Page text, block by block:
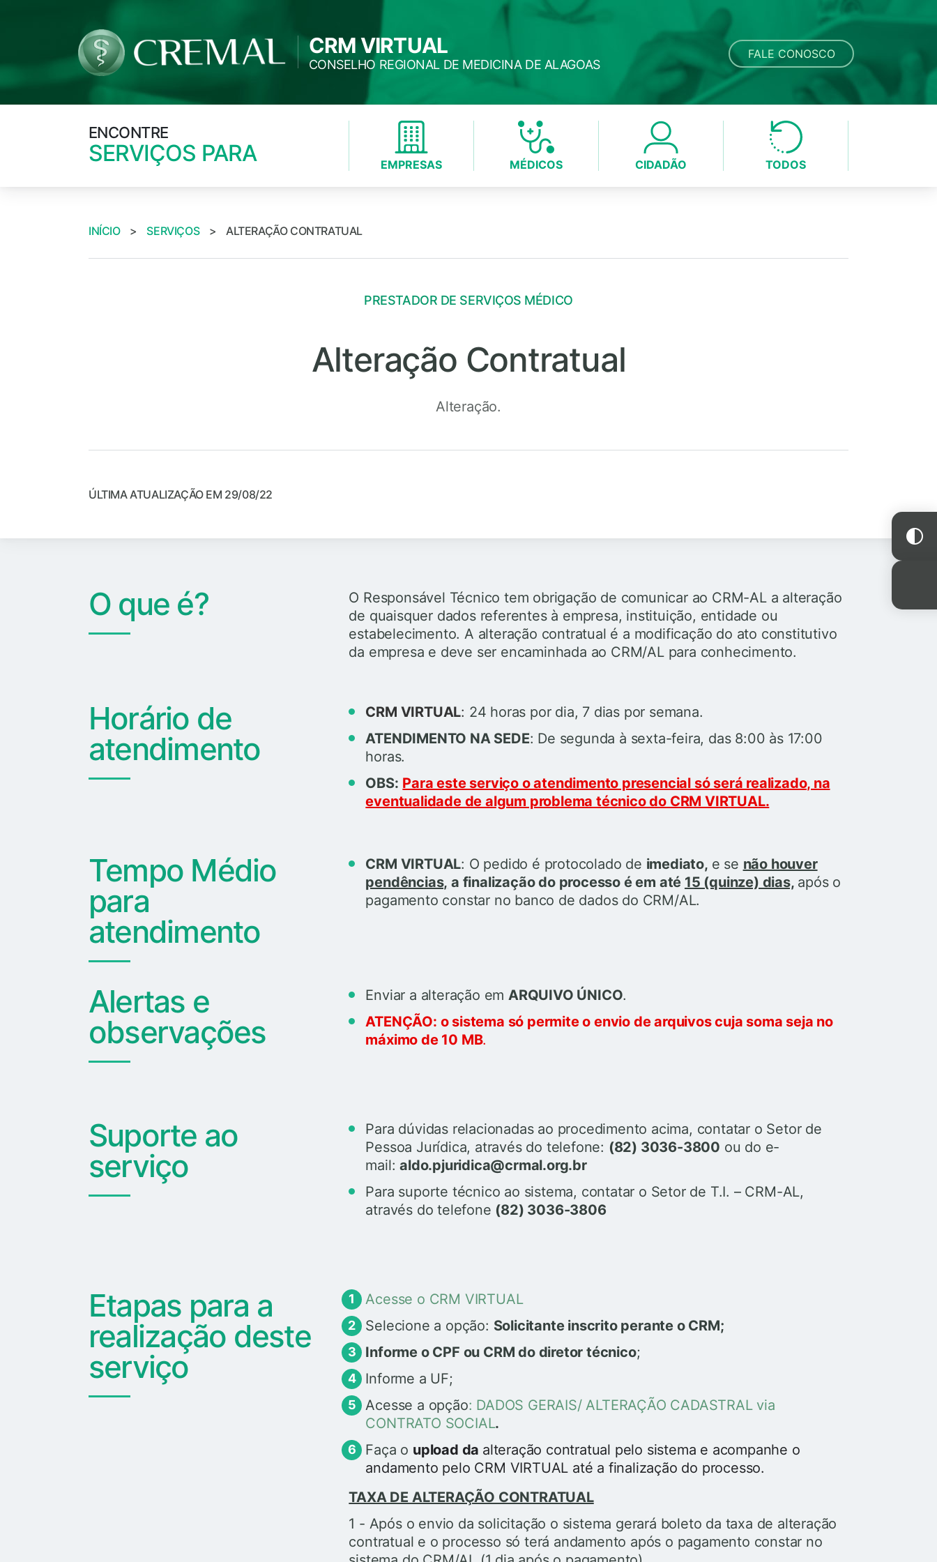
CRM VIRTUAL
CONSELHO REGIONAL DE MEDICINA DE ALAGOAS
FALE CONOSCO
ENCONTRE
SERVIÇOS PARA EMPRESAS MÉDICOS CIDADÃO TODOS
INÍCIO > SERVIÇOS > ALTERAÇÃO CONTRATUAL
PRESTADOR DE SERVIÇOS MÉDICO
Alteração Contratual
Alteração.
ÚLTIMA ATUALIZAÇÃO EM 29/08/22
O que é?
O Responsável Técnico tem obrigação de comunicar ao CRM-AL a alteração
de quaisquer dados referentes à empresa, instituição, entidade ou
estabelecimento. A alteração contratual é a modificação do ato constitutivo
da empresa e deve ser encaminhada ao CRM/AL para conhecimento.
Horário de
atendimento
CRM VIRTUAL: 24 horas por dia, 7 dias por semana.
ATENDIMENTO NA SEDE: De segunda à sexta-feira, das 8:00 às 17:00
horas.
OBS: Para este serviço o atendimento presencial só será realizado, na
eventualidade de algum problema técnico do CRM VIRTUAL.
Tempo Médio
para
atendimento
CRM VIRTUAL: O pedido é protocolado de imediato, e se não houver
pendências, a finalização do processo é em até 15 (quinze) dias, após o
pagamento constar no banco de dados do CRM/AL.
Alertas e
observações
Enviar a alteração em ARQUIVO ÚNICO.
ATENÇÃO: o sistema só permite o envio de arquivos cuja soma seja no
máximo de 10 MB.
Suporte ao
serviço
Para dúvidas relacionadas ao procedimento acima, contatar o Setor de
Pessoa Jurídica, através do telefone: (82) 3036-3800 ou do e-
mail:aldo.pjuridica@crmal.org.br
Para suporte técnico ao sistema, contatar o Setor de T.I. – CRM-AL,
através do telefone (82) 3036-3806
Etapas para a
realização deste
serviço
Acesse o CRM VIRTUAL
Selecione a opção: Solicitante inscrito perante o CRM;
Informe o CPF ou CRM do diretor técnico;
Informe a UF;
Acesse a opção: DADOS GERAIS/ ALTERAÇÃO CADASTRAL via
CONTRATO SOCIAL.
Faça o upload da alteração contratual pelo sistema e acompanhe o
andamento pelo CRM VIRTUAL até a finalização do processo.
TAXA DE ALTERAÇÃO CONTRATUAL
1 - Após o envio da solicitação o sistema gerará boleto da taxa de alteração
contratual e o processo só terá andamento após o pagamento constar no